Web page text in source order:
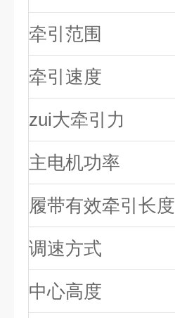
牵引范围
牵引速度
zui大牵引力
主电机功率
履带有效牵引长度
调速方式
中心高度